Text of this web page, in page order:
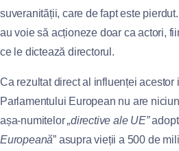
suveranității, care de fapt este
au voie să acționeze doar ca actori,
ce le dictează directorul.
Ca rezultat direct al influenței acestor
Parlamentului European nu are
așa-numitelor„directive ale UE”
Europeană” asupra vieții a 500 de